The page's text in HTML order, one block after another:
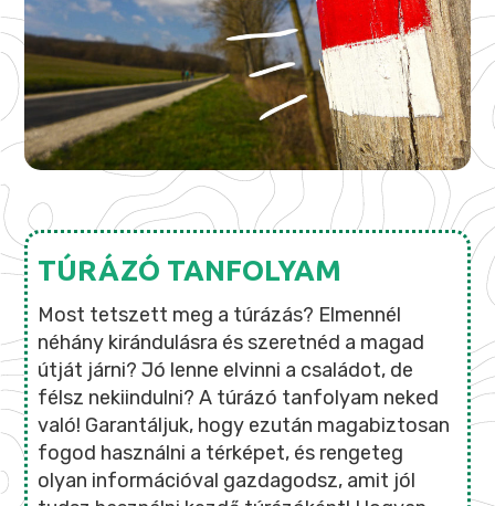
TÚRÁZÓ TANFOLYAM
Most tetszett meg a túrázás? Elmennél
néhány kirándulásra és szeretnéd a magad
útját járni? Jó lenne elvinni a családot, de
félsz nekiindulni? A túrázó tanfolyam neked
való! Garantáljuk, hogy ezután magabiztosan
fogod használni a térképet, és rengeteg
olyan információval gazdagodsz, amit jól